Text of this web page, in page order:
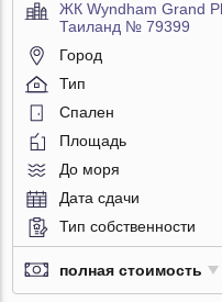
ЖК Wyndham Grand
Таиланд № 79399
Город
Тип
Спален
Площадь
До моря
Дата сдачи
Тип собственности
полная стоимость